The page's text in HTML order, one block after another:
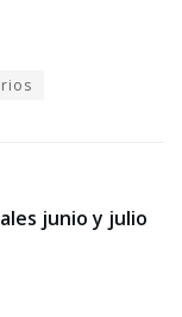
junio y julio